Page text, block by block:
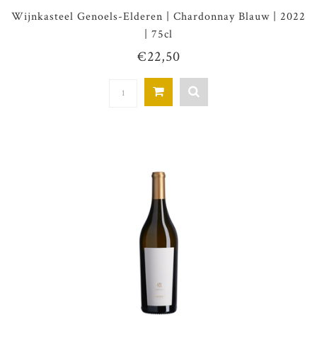
Wijnkasteel Genoels-Elderen | Chardonnay Blauw | 2022
| 75cl
€22,50